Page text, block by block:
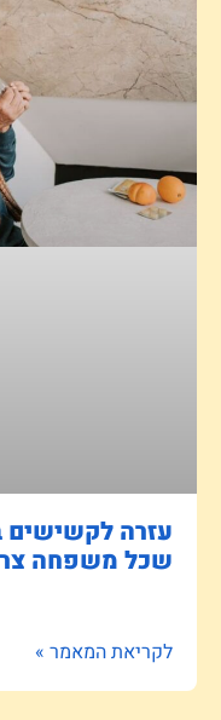
עזרה לקשישים
שכל משפחה
לקריאת המאמר »